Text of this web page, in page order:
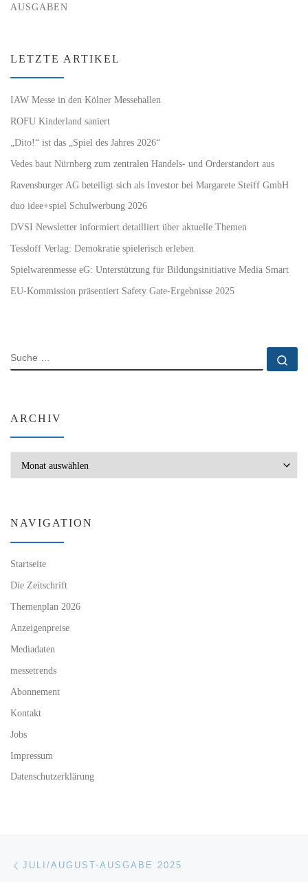
AUSGABEN
LETZTE ARTIKEL
IAW Messe in den Kölner Messehallen
ROFU Kinderland saniert
„Dito!“ ist das „Spiel des Jahres 2026“
Vedes baut Nürnberg zum zentralen Handels- und Orderstandort aus
Ravensburger AG beteiligt sich als Investor bei Margarete Steiff GmbH
duo idee+spiel Schulwerbung 2026
DVSI Newsletter informiert detailliert über aktuelle Themen
Tessloff Verlag: Demokratie spielerisch erleben
Spielwarenmesse eG: Unterstützung für Bildungsinitiative Media Smart
EU-Kommission präsentiert Safety Gate-Ergebnisse 2025
SUCHE
ARCHIV
NAVIGATION
Startseite
Die Zeitschrift
Themenplan 2026
Anzeigenpreise
Mediadaten
messetrends
Abonnement
Kontakt
Jobs
Impressum
Datenschutzerklärung
Beitragsnavigation
JULI/AUGUST-AUSGABE 2025